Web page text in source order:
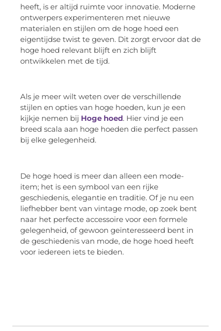
heeft, is er altijd ruimte voor innovatie. Moderne
ontwerpers experimenteren met nieuwe
materialen en stijlen om de hoge hoed een
eigentijdse twist te geven. Dit zorgt ervoor dat de
hoge hoed relevant blijft en zich blijft
ontwikkelen met de tijd.
Als je meer wilt weten over de verschillende
stijlen en opties van hoge hoeden, kun je een
kijkje nemen bij Hoge hoed. Hier vind je een
breed scala aan hoge hoeden die perfect passen
bij elke gelegenheid.
De hoge hoed is meer dan alleen een mode-
item; het is een symbool van een rijke
geschiedenis, elegantie en traditie. Of je nu een
liefhebber bent van vintage mode, op zoek bent
naar het perfecte accessoire voor een formele
gelegenheid, of gewoon geïnteresseerd bent in
de geschiedenis van mode, de hoge hoed heeft
voor iedereen iets te bieden.